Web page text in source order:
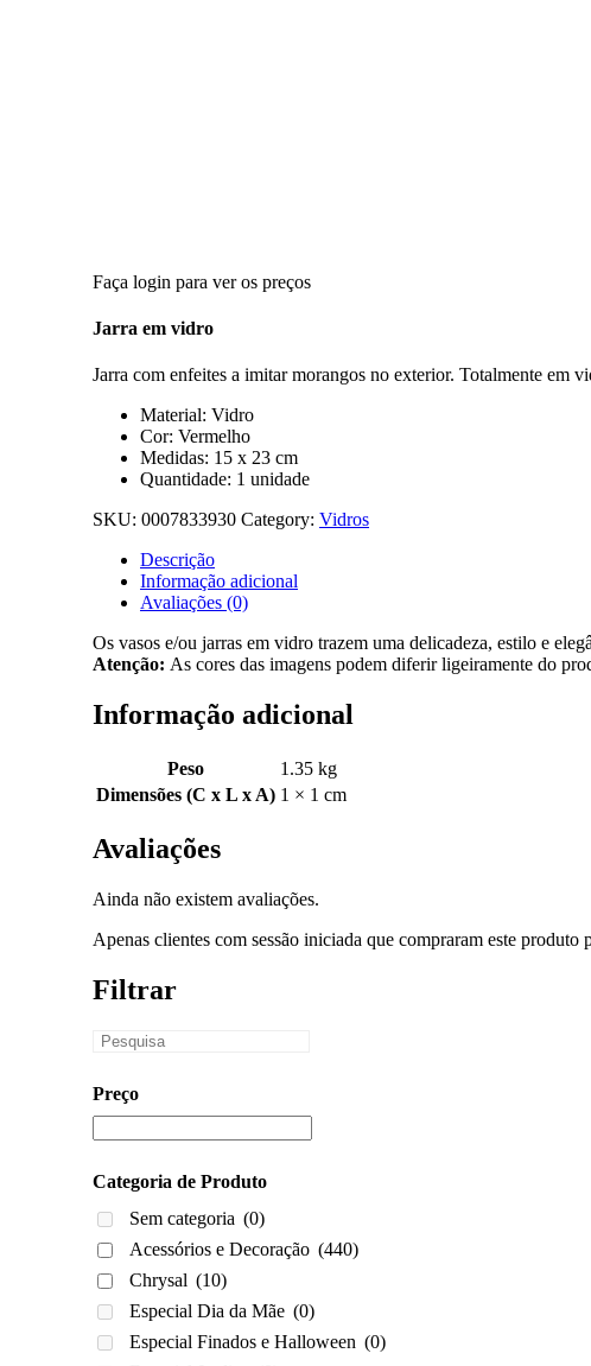
Faça login para ver os preços
Jarra em vidro
Jarra com enfeites a imitar morangos no exterior. Totalmente em
Material: Vidro
Cor: Vermelho
Medidas: 15 x 23 cm
Quantidade: 1 unidade
SKU: 0007833930 Category: Vidros
Descrição
Informação adicional
Avaliações (0)
Os vasos e/ou jarras em vidro trazem uma delicadeza, estilo e
Atenção: As cores das imagens podem diferir ligeiramente do
Informação adicional
Peso
1.35 kg
Dimensões (C x L x A) 1 × 1 cm
Avaliações
Ainda não existem avaliações.
Apenas clientes com sessão iniciada que compraram este produto
Filtrar
Preço
Categoria de Produto
Sem categoria (0)
Acessórios e Decoração (440)
Chrysal (10)
Especial Dia da Mãe (0)
Especial Finados e Halloween (0)